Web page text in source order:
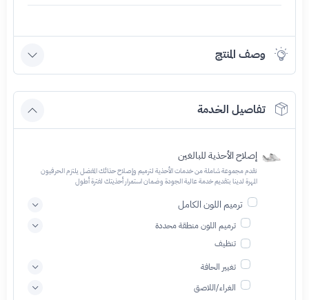
وصف المنتج
تفاصيل الخدمة
إصلاح الأحذية للبالغين
نقدم مجموعة شاملة من خدمات الأحذية لترميم وإصلاح حذائك المفضل يلتزم الحرفيون
المهرة لدينا بتقديم خدمة عالية الجودة وضمان استمرار أحذيتك لفترة أطول
ترميم اللون الكامل
ترميم اللون منطقة محددة
تنظيف
تغيير الحافة
الغراء/اللاصق